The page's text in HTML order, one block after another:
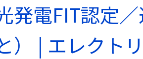
発電FIT認定
） | エレクト